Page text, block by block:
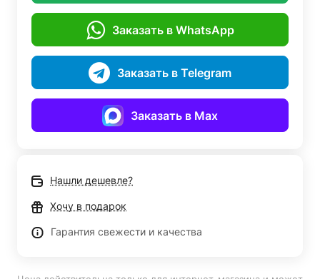
Заказать в WhatsApp
Заказать в Telegram
Заказать в Max
Нашли дешевле?
Хочу в подарок
Гарантия свежести и качества